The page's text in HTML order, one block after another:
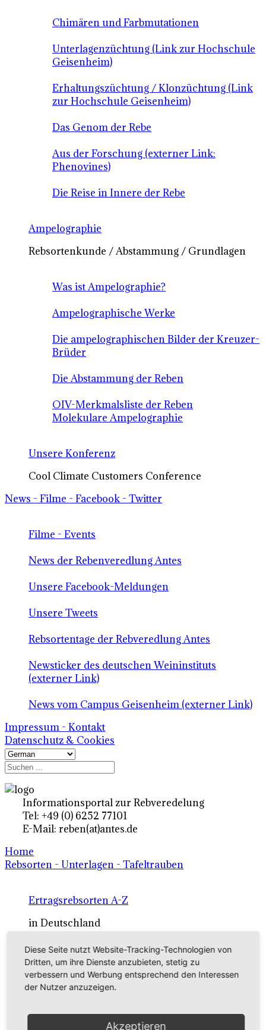
Chimären und Farbmutationen
Unterlagenzüchtung (Link zur Hochschule
Geisenheim)
Erhaltungszüchtung / Klonzüchtung (Link
zur Hochschule Geisenheim)
Das Genom der Rebe
Aus der Forschung (externer Link:
Phenovines)
Die Reise in Innere der Rebe
Ampelographie
Rebsortenkunde / Abstammung / Grundlagen
Was ist Ampelographie?
Ampelographische Werke
Die ampelographischen Bilder der Kreuzer-
Brüder
Die Abstammung der Reben
OIV-Merkmalsliste der Reben
Molekulare Ampelographie
Unsere Konferenz
Cool Climate Customers Conference
News - Filme - Facebook - Twitter
Filme - Events
News der Rebenveredlung Antes
Unsere Facebook-Meldungen
Unsere Tweets
Rebsortentage der Rebveredlung Antes
Newsticker des deutschen Weininstituts
(externer Link)
News vom Campus Geisenheim (externer Link)
Impressum - Kontakt
Datenschutz & Cookies
Informationsportal zur Rebveredelung
Tel: +49 (0) 6252 77101
E-Mail: reben(at)antes.de
Home
Rebsorten - Unterlagen - Tafeltrauben
Ertragsrebsorten A-Z
in Deutschland
Rebsorten international
externe Links
Tafeltraubensorten
Diese Seite nutzt Website-Tracking-Technologien von
Dritten, um ihre Dienste anzubieten, stetig zu
verbessern und Werbung entsprechend den Interessen
der Nutzer anzuzeigen.
Akzeptieren